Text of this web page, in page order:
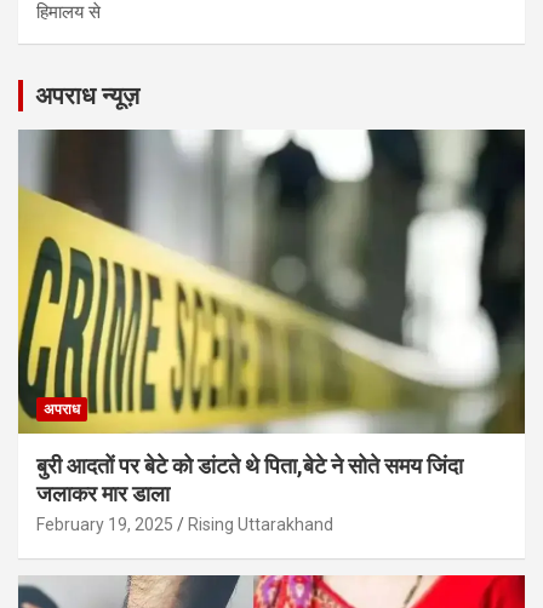
हिमालय से
अपराध न्यूज़
अपराध
बुरी आदतों पर बेटे को डांटते थे पिता,बेटे ने सोते समय जिंदा
जलाकर मार डाला
February 19, 2025 Rising Uttarakhand